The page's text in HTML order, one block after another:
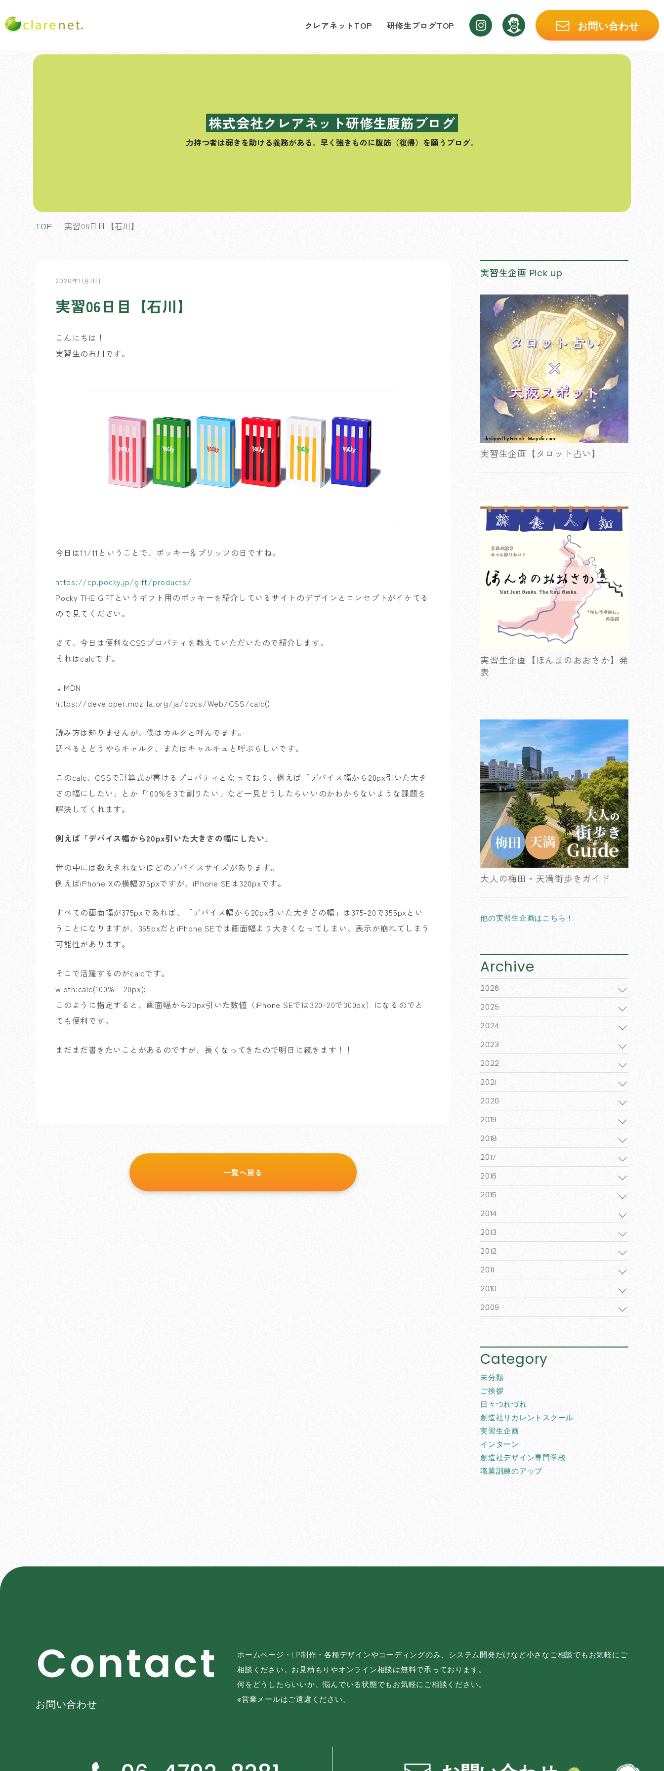
クレアネットTOP 研修生ブログTOP お問い合わせ
株式会社クレアネット研修生腹筋ブログ
力持つ者は弱きを助ける義務がある。 早く強きものに腹筋（復帰）を願うブログ。
TOP 実習06日目【石川】
2020年11月11日
実習06日目【石川】
こんにちは！
実習生の石川です。
今日は11/11ということで、ポッキー＆プリッツの日ですね。
https://cp.pocky.jp/gift/products/
Pocky THE GIFTというギフト用のポッキーを紹介しているサイトのデザインとコンセプトがイケてる
ので見てください。
さて、今日は便利なCSSプロパティを教えていただいたので紹介します。
それはcalcです。
↓MDN
https://developer.mozilla.org/ja/docs/Web/CSS/calc()
読み方は知りませんが、僕はカルクと呼んでます。
調べるとどうやらキャルク、またはキャルキュと呼ぶらしいです。
このcalc、CSSで計算式が書けるプロパティとなっており、例えば「デバイス幅から20px引いた大き
さの幅にしたい」とか「100%を3で割りたい」など一見どうしたらいいのかわからないような課題を
解決してくれます。
例えば「デバイス幅から20px引いた大きさの幅にしたい」
世の中には数えきれないほどのデバイスサイズがあります。
例えばiPhone Xの横幅375pxですが、iPhone SEは320pxです。
すべての画面幅が375pxであれば、「デバイス幅から20px引いた大きさの幅」は375-20で355pxとい
うことになりますが、355pxだとiPhone SEでは画面幅より大きくなってしまい、表示が崩れてしまう
可能性があります。
そこで活躍するのがcalcです。
width:calc(100% – 20px);
このように指定すると、画面幅から20px引いた数値（iPhone SEでは320-20で300px）になるのでと
ても便利です。
まだまだ書きたいことがあるのですが、長くなってきたので明日に続きます！！
一覧へ戻る
実習生企画 Pick up
実習生企画【タロット占い】
実習生企画【ほんまのおおさか】発
表
大人の梅田・天満街歩きガイド
他の実習生企画はこちら！
Archive
2026
2025
2024
2023
2022
2021
2020
2019
2018
2017
2016
2015
2014
2013
2012
2011
2010
2009
Category
未分類
ご挨拶
日々つれづれ
創造社リカレントスクール
実習生企画
インターン
創造社デザイン専門学校
職業訓練のアップ
Contact
お問い合わせ
ホームページ・LP制作・各種デザインやコーディングのみ、システム開発だけなど小さなご相談でもお気軽にご
相談ください。お見積もりやオンライン相談は無料で承っております。
何をどうしたらいいか、悩んでいる状態でもお気軽にご相談ください。
※営業メールはご遠慮ください。